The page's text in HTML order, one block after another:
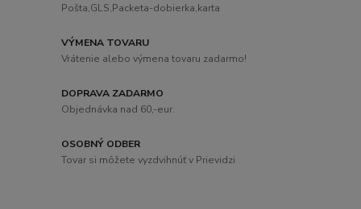
Pošta,GLS,Packeta-dobierka,karta
VÝMENA TOVARU
Vrátenie alebo výmena tovaru zadarmo!
DOPRAVA ZADARMO
Objednávka nad 60,-eur.
OSOBNÝ ODBER
Tovar si môžete vyzdvihnúť v Prievidzi